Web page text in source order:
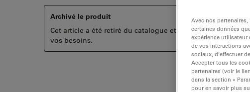
Archivé le produit
Cet article a été retiré du catalogue et n’est plus
vos besoins.
Avec nos
certaines données
expérience
de vos interactions
sociaux, d’effectuer
Accepter tous les
partenaires (voir le
dans la section «
pour en savoir plus